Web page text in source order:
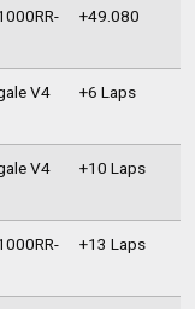
+49.080
V4
+6 Laps
V4
+10 Laps
+13 Laps